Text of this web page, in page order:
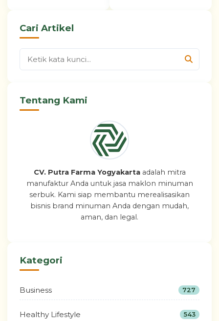
Cari Artikel
Tentang Kami
CV. Putra Farma Yogyakartaadalah mitra
manufaktur Anda untuk jasa maklon minuman
serbuk. Kami siap membantu merealisasikan
bisnis brand minuman Anda dengan mudah,
aman, dan legal.
Kategori
Business 727
Healthy Lifestyle 543